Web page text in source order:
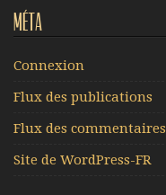
Méta
Connexion
Flux des publications
Flux des commentaires
Site de WordPress-FR